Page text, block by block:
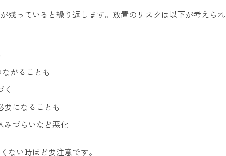
残っていると繰り返します。放置のリスクは以下が考えられ
がることも
になることも
みづらいなど悪化
ない時ほど要注意です。